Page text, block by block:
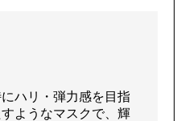
ハリ・弾力感を目指
ようなマスクで、輝